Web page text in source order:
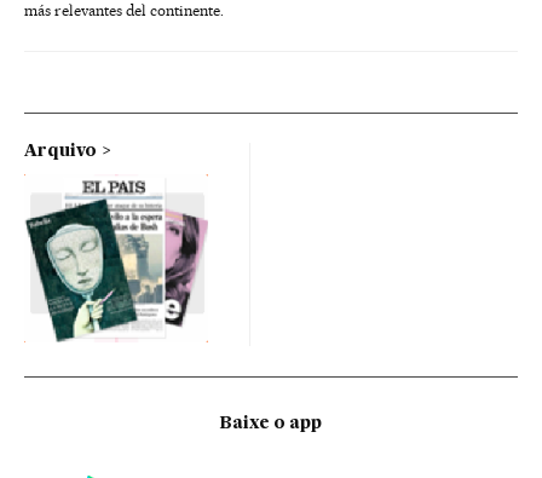
más relevantes del continente.
Arquivo
Baixe o app